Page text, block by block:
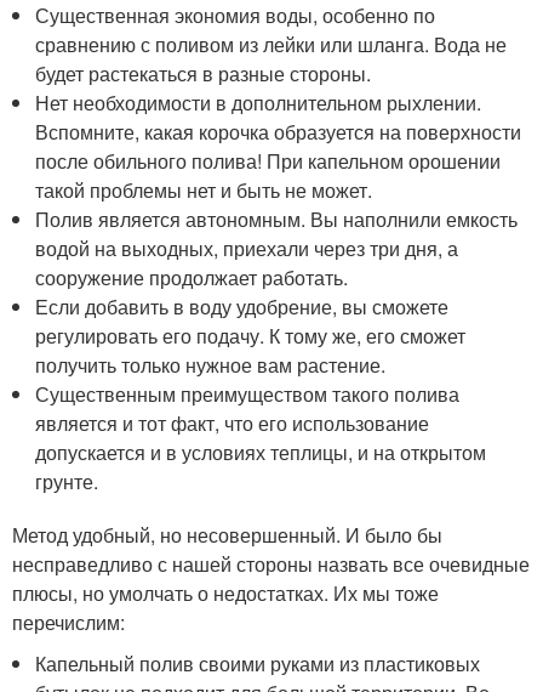
Существенная экономия воды, особенно по
сравнению с поливом из лейки или шланга. Вода не
будет растекаться в разные стороны.
Нет необходимости в дополнительном рыхлении.
Вспомните, какая корочка образуется на поверхности
после обильного полива! При капельном орошении
такой проблемы нет и быть не может.
Полив является автономным. Вы наполнили емкость
водой на выходных, приехали через три дня, а
сооружение продолжает работать.
Если добавить в воду удобрение, вы сможете
регулировать его подачу. К тому же, его сможет
получить только нужное вам растение.
Существенным преимуществом такого полива
является и тот факт, что его использование
допускается и в условиях теплицы, и на открытом
грунте.
Метод удобный, но несовершенный. И было бы
несправедливо с нашей стороны назвать все очевидные
плюсы, но умолчать о недостатках. Их мы тоже
перечислим:
Капельный полив своими руками из пластиковых